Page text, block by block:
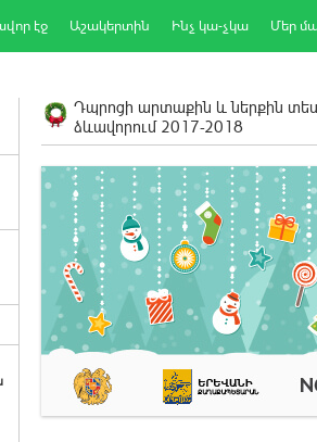
էջ Աշակերտին Ինչ կա-չկա Մեր
Դպրոցի արտաքին և ներքին
ձևավորում 2017-2018